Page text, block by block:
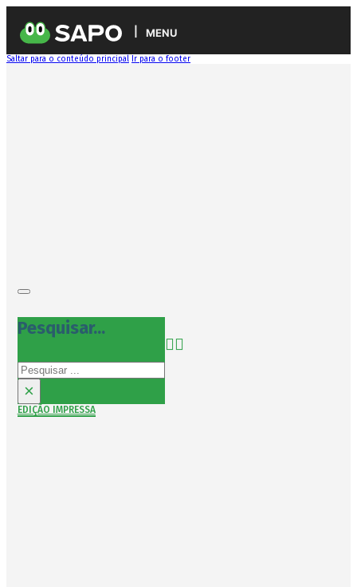
MENU
Saltar para o conteúdo principal Ir para o footer
Pesquisar...
Pesquisar
×
EDIÇÃO IMPRESSA